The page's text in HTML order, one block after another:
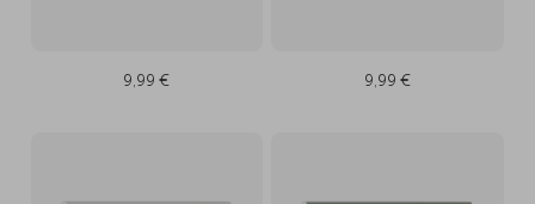
9,99 € 9,99 €